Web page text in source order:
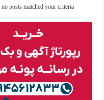
posts matched your criteria.